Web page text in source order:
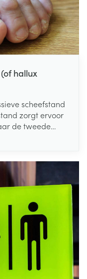
hallux
scheefstand
zorgt ervoor
de tweede